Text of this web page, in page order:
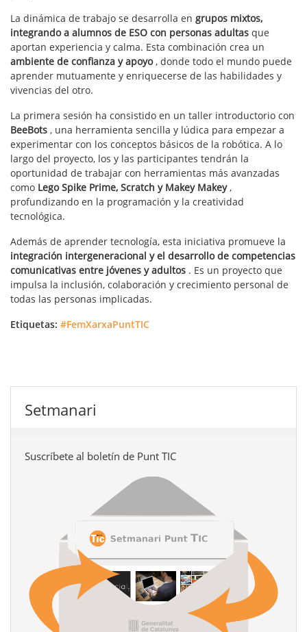
La dinámica de trabajo se desarrolla en grupos mixtos,
integrando a alumnos de ESO con personas adultas que
aportan experiencia y calma. Esta combinación crea un
ambiente de confianza y apoyo, donde todo el mundo puede
aprender mutuamente y enriquecerse de las habilidades y
vivencias del otro.
La primera sesión ha consistido en un taller introductorio con
BeeBots , una herramienta sencilla y lúdica para empezar a
experimentar con los conceptos básicos de la robótica. A lo
largo del proyecto, los y las participantes tendrán la
oportunidad de trabajar con herramientas más avanzadas
como Lego Spike Prime, Scratch y Makey Makey,
profundizando en la programación y la creatividad
tecnológica.
Además de aprender tecnología, esta iniciativa promueve la
integración intergeneracional y el desarrollo de competencias
comunicativas entre jóvenes y adultos . Es un proyecto que
impulsa la inclusión, colaboración y crecimiento personal de
todas las personas implicadas.
Etiquetas: #FemXarxaPuntTIC
Setmanari
Suscríbete al boletín de Punt TIC